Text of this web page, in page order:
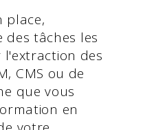
place,
des tâches les
des
CMS ou de
que vous
en